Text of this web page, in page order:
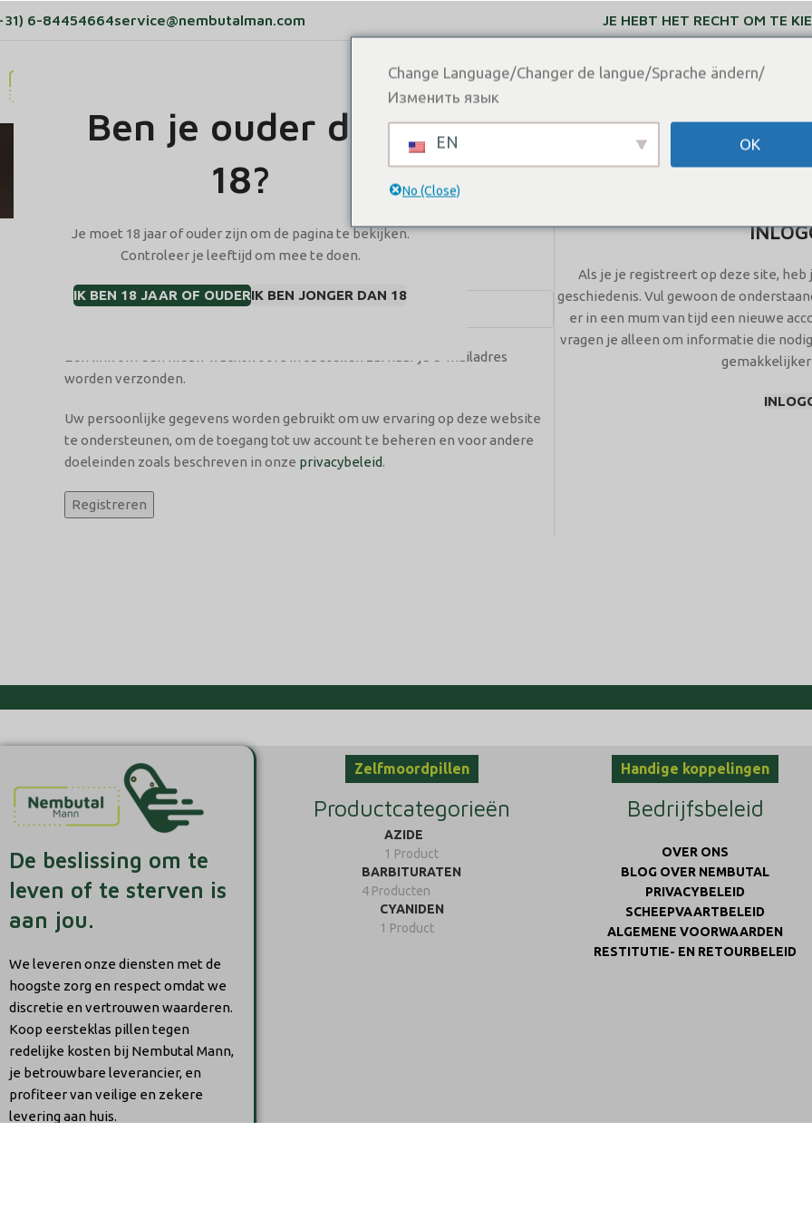
Ben je ouder dan
18?
Je moet 18 jaar of ouder zijn om de pagina te bekijken.
Controleer je leeftijd om mee te doen.
IK BEN 18 JAAR OF OUDERIK BEN JONGER DAN 18
6-84454664service@nembutalman.com JE HEBT HET RECHT OM TE
BLOGCONTACTEER ONS
Account
REGISTREREN
Een link om een nieuw wachtwoord in te stellen zal naar je e-mailadres
worden verzonden.
Uw persoonlijke gegevens worden gebruikt om uw ervaring op deze website
te ondersteunen, om de toegang tot uw account te beheren en voor andere
doeleinden zoals beschreven in onze privacybeleid.
Registreren
Als je je registreert op deze site,
geschiedenis. Vul gewoon de
er in een mum van tijd een nieuwe
vragen je alleen om informatie die
De beslissing om te
leven of te sterven is
aan jou.
We leveren onze diensten met de
hoogste zorg en respect omdat we
discretie en vertrouwen waarderen.
Koop eersteklas pillen tegen
redelijke kosten bij Nembutal Mann,
je betrouwbare leverancier, en
profiteer van veilige en zekere
levering aan huis.
Zelfmoordpillen
Productcategorieën
AZIDE
1 Product
BARBITURATEN
4 Producten
CYANIDEN
1 Product
Handige koppelingen
Bedrijfsbeleid
OVER ONS
BLOG OVER NEMBUTAL
PRIVACYBELEID
SCHEEPVAARTBELEID
ALGEMENE VOORWAARDEN
RESTITUTIE- EN RETOURBELEID
Change Language/Changer de langue/Sprache ändern/
Изменить язык
EN OK
No (Close)